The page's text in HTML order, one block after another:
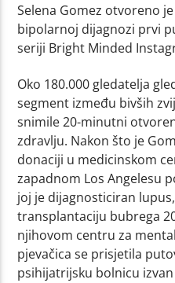
Selena Gomez otvoreno
bipolarnoj dijagnozi prvi
seriji Bright Minded
Oko 180.000 gledatelja
segment između bivših
snimile 20-minutni
zdravlju. Nakon što je
donaciji u medicinskom
zapadnom Los Angelesu
joj je dijagnosticiran
transplantaciju bubrega
njihovom centru za
pjevačica se prisjetila
psihijatrijsku bolnicu